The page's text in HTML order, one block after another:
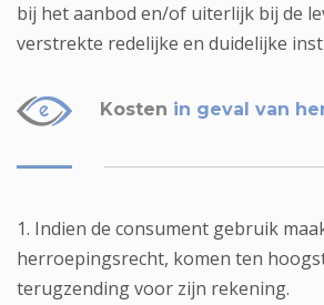
bij het aanbod en/of uiterlijk bij de
verstrekte redelijke en duidelijke
Kosten in geval van
1. Indien de consument gebruik
herroepingsrecht, komen ten
terugzending voor zijn rekening.